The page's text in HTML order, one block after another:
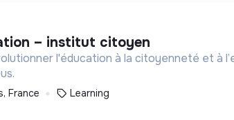
– institut citoyen
l'éducation à la citoyenneté et à
France Learning